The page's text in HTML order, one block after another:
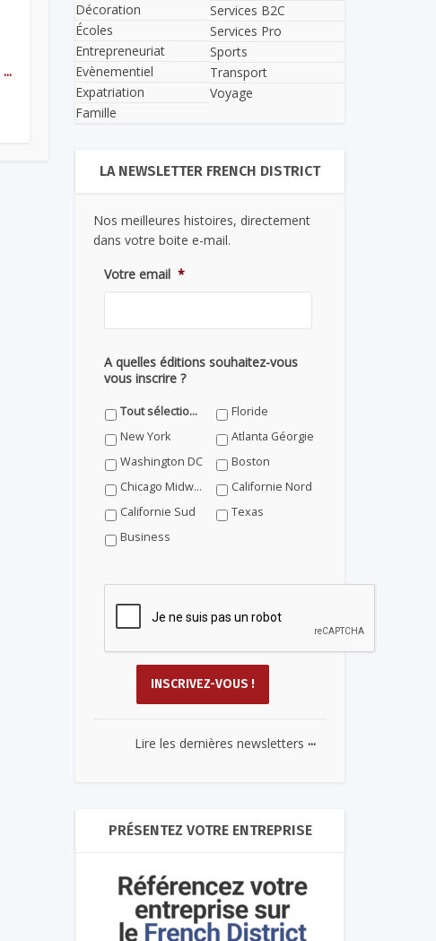
...
Décoration
Écoles
Entrepreneuriat
Evènementiel
Expatriation
Famille
Services B2C
Services Pro
Sports
Transport
Voyage
LA NEWSLETTER FRENCH DISTRICT
Nos meilleures histoires, directement
dans votre boite e-mail.
Votre email *
A quelles éditions souhaitez-vous
vous inscrire ?
Tout sélectionner
Floride
New York
Atlanta Géorgie
Washington DC
Boston
Chicago Midwest
Californie Nord
Californie Sud
Texas
Business
Lire les dernières newsletters ...
PRÉSENTEZ VOTRE ENTREPRISE